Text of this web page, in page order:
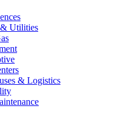
Nachbestellung,
& Verteilung,
Utilities
& Logistics